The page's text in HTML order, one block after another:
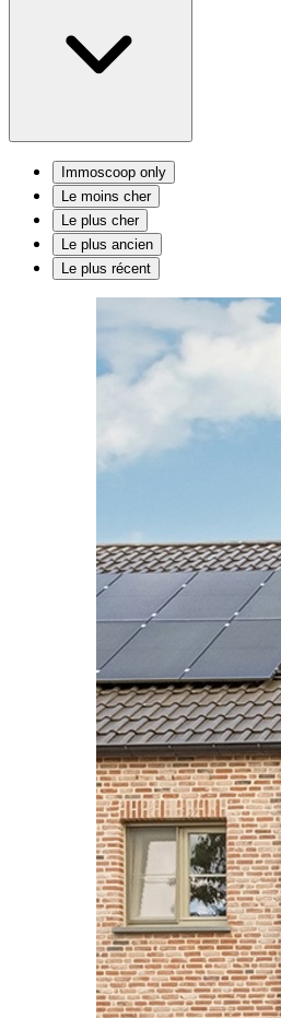
Immoscoop only
Le moins cher
Le plus cher
Le plus ancien
Le plus récent